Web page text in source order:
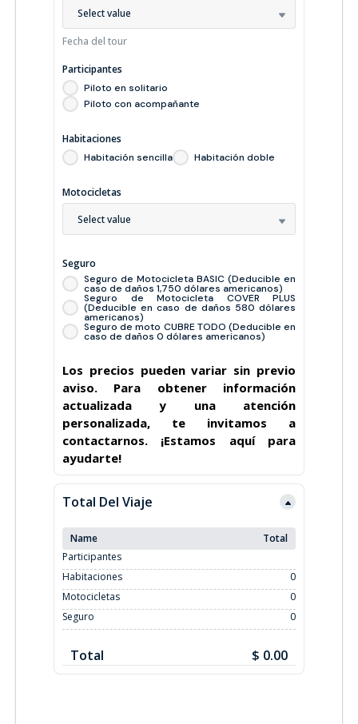
Select value
Fecha del tour
Participantes
Piloto en solitario
Piloto con acompañante
Habitaciones
Habitación sencilla Habitación doble
Motocicletas
Select value
Seguro
Seguro de Motocicleta BASIC (Deducible en
caso de daños 1,750 dólares americanos)
Seguro de Motocicleta COVER PLUS
(Deducible en caso de daños 580 dólares
americanos)
Seguro de moto CUBRE TODO (Deducible en
caso de daños 0 dólares americanos)
Los precios pueden variar sin previo
aviso. Para obtener información
actualizada y una atención
personalizada, te invitamos a
contactarnos. ¡Estamos aquí para
ayudarte!
Total Del Viaje
Name
Total
Participantes
Habitaciones
0
Motocicletas
0
Seguro
0
Total $ 0.00